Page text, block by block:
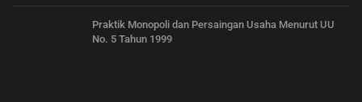
Praktik Monopoli dan Persaingan Usaha Menurut UU
No. 5 Tahun 1999